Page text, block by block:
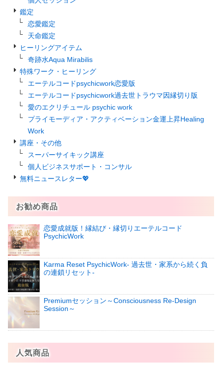
鑑定
恋愛鑑定
天命鑑定
ヒーリングアイテム
奇跡水Aqua Mirabilis
特殊ワーク・ヒーリング
エーテルコードpsychicwork恋愛版
エーテルコードpsychicwork過去世トラウマ因縁切り版
愛のエクリチュール psychic work
プライモーディア・アクティベーション金運上昇Healing
Work
講座・その他
スーパーサイキック講座
個人ビジネスサポート・コンサル
無料ニュースレター💖
お勧め商品
恋愛成就版！縁結び・縁切りエーテルコード
PsychicWork
Karma Reset PsychicWork‐ 過去世・家系から続く負
の連鎖リセット‐
Premiumセッション～Consciousness Re-Design
Session～
人気商品